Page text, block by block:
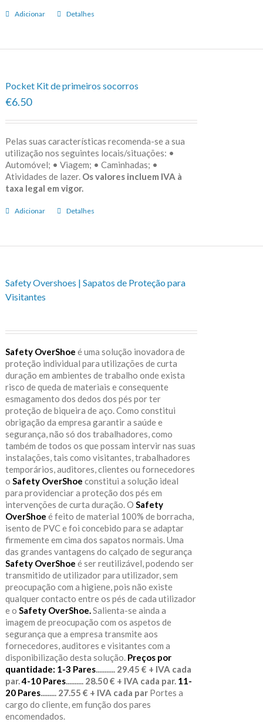
Adicionar Detalhes
Pocket Kit de primeiros socorros
€6.50
Pelas suas características recomenda-se a sua
utilização nos seguintes locais/situações: •
Automóvel; • Viagem; • Caminhadas; •
Atividades de lazer. Os valores incluem IVA à
taxa legal em vigor.
Adicionar Detalhes
Safety Overshoes | Sapatos de Proteção para
Visitantes
Safety OverShoe é uma solução inovadora de
proteção individual para utilizações de curta
duração em ambientes de trabalho onde exista
risco de queda de materiais e consequente
esmagamento dos dedos dos pés por ter
proteção de biqueira de aço. Como constitui
obrigação da empresa garantir a saúde e
segurança, não só dos trabalhadores, como
também de todos os que possam intervir nas suas
instalações, tais como visitantes, trabalhadores
temporários, auditores, clientes ou fornecedores
o Safety OverShoe constitui a solução ideal
para providenciar a proteção dos pés em
intervenções de curta duração. O Safety
OverShoe é feito de material 100% de borracha,
isento de PVC e foi concebido para se adaptar
firmemente em cima dos sapatos normais. Uma
das grandes vantagens do calçado de segurança
Safety OverShoe é ser reutilizável, podendo ser
transmitido de utilizador para utilizador, sem
preocupação com a higiene, pois não existe
qualquer contacto entre os pés de cada utilizador
e o Safety OverShoe. Salienta-se ainda a
imagem de preocupação com os aspetos de
segurança que a empresa transmite aos
fornecedores, auditores e visitantes com a
disponibilização desta solução. Preços por
quantidade: 1-3 Pares........... 29.45 € + IVA cada
par. 4-10 Pares.......... 28.50 € + IVA cada par. 11-
20 Pares......... 27.55 € + IVA cada parPortes a
cargo do cliente, em função dos pares
encomendados.